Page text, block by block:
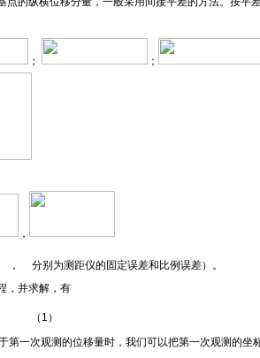
； ；
，
，
分别为测距仪的固定误差和比例误差）。
，并求解，有
（1）
第一次观测的位移量时，我们可以把第一次观测的坐